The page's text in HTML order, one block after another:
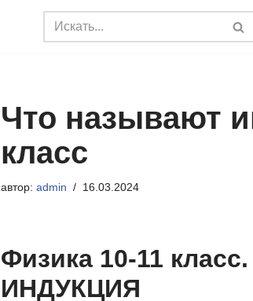
Что называют
класс
автор: admin 16.03.2024
Физика 10-11
ИНДУКЦИЯ